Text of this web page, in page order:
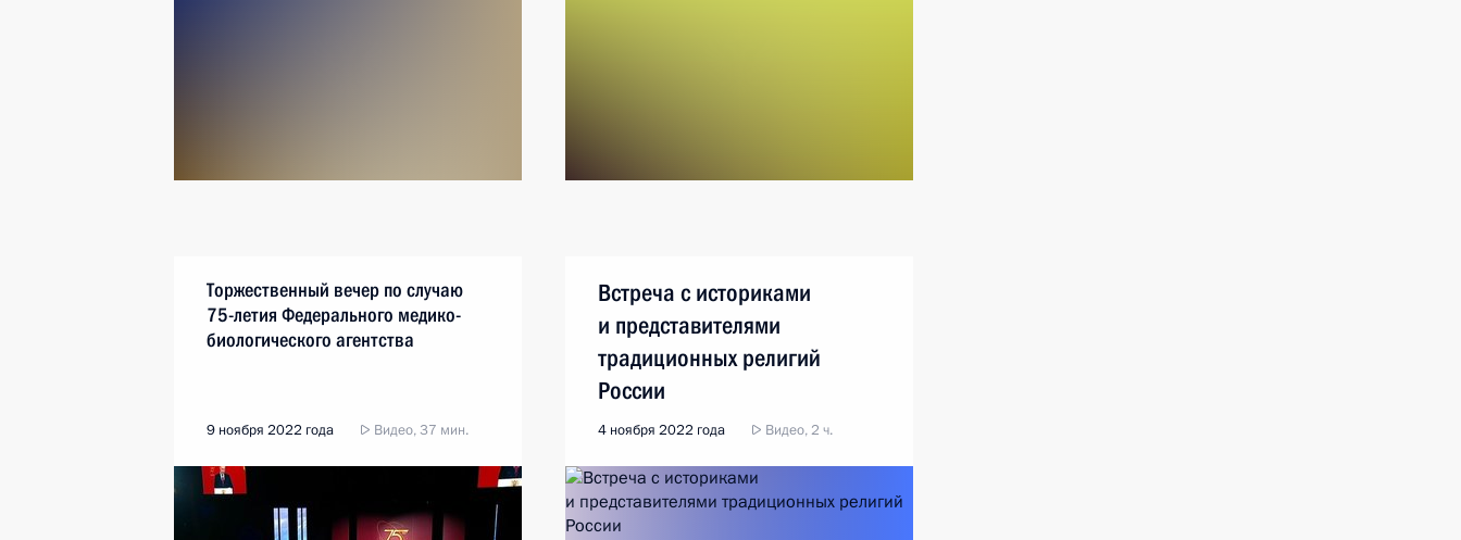
Торжественный вечер по случаю
75-летия Федерального медико-
биологического агентства
9 ноября 2022 года Видео, 37 мин.
Встреча с историками
и представителями
традиционных религий
России
4 ноября 2022 года Видео, 2 ч.